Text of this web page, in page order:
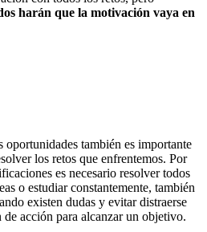
harán que la motivación vaya en
oportunidades también es importante
los retos que enfrentemos. Por
es necesario resolver todos
o estudiar constantemente, también
existen dudas y evitar distraerse
de acción para alcanzar un objetivo.